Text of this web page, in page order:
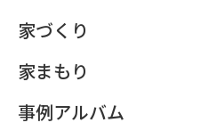
家づくり
家まもり
事例アルバム